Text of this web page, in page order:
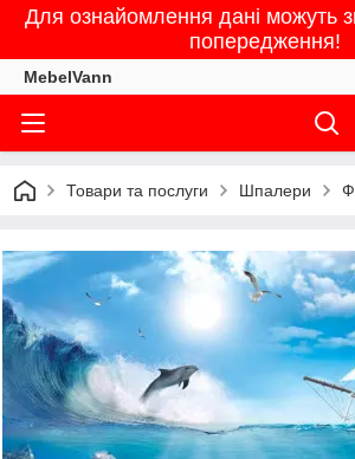
Для ознайомлення дані можуть
попередження!
MebelVann
Товари та послуги Шпалери